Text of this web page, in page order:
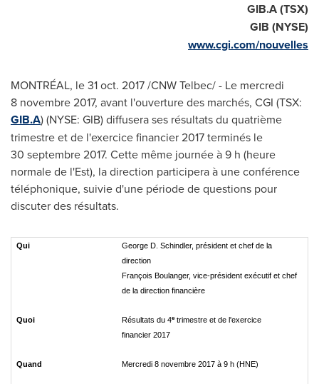
GIB.A (TSX)
GIB (NYSE)
www.cgi.com/nouvelles
MONTRÉAL, le31 oct. 2017/CNW Telbec/ - Le mercredi
8 novembre 2017, avant l'ouverture des marchés, CGI (TSX:
GIB.A) (NYSE: GIB) diffusera ses résultats du quatrième
trimestre et de l'exercice financier 2017 terminés le
30 septembre 2017. Cette même journée à 9 h (heure
normale de l'Est), la direction participera à une conférence
téléphonique, suivie d'une période de questions pour
discuter des résultats.
Qui
George D. Schindler, président et chef de la
direction
François Boulanger, vice-président exécutif et chef
de la direction financière
Quoi Résultats du 4etrimestre et de l'exercice
financier 2017
Quand Mercredi 8 novembre 2017 à 9 h (HNE)